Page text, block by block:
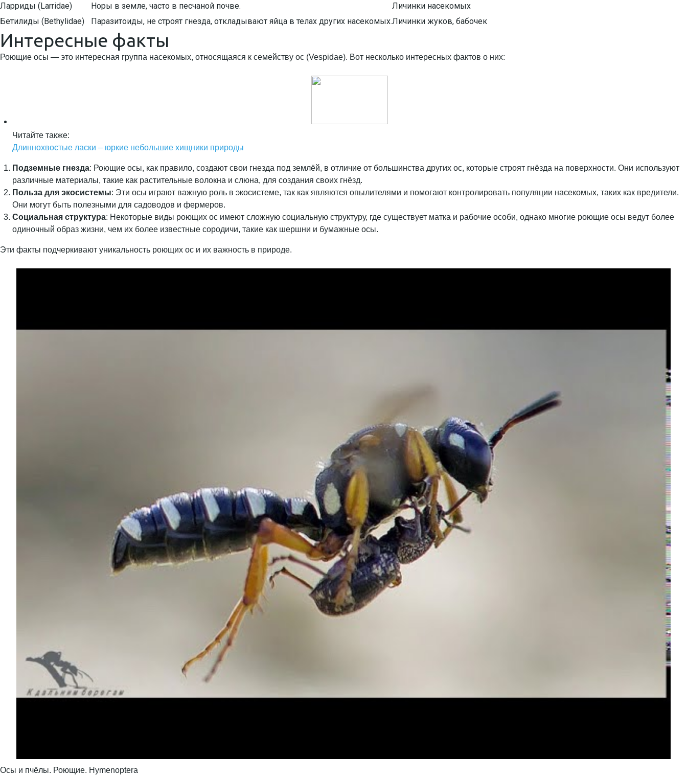
Ларриды (Larridae)
Норы в земле, часто в песчаной почве.
Личинки насекомых
Бетилиды (Bethylidae)
Паразитоиды, не строят гнезда, откладывают яйца в телах других насекомых.Личинки жуков, бабочек
Интересные факты
Роющие осы — это интересная группа насекомых, относящаяся к семейству ос (Vespidae). Вот несколько интересных фактов о них:
Читайте также:
Длиннохвостые ласки – юркие небольшие хищники природы
Подземные гнезда: Роющие осы, как правило, создают свои гнезда под землёй, в отличие от большинства других ос, которые строят гнёзда на поверхности. Они используют
различные материалы, такие как растительные волокна и слюна, для создания своих гнёзд.
Польза для экосистемы: Эти осы играют важную роль в экосистеме, так как являются опылителями и помогают контролировать популяции насекомых, таких как вредители.
Они могут быть полезными для садоводов и фермеров.
Социальная структура: Некоторые виды роющих ос имеют сложную социальную структуру, где существует матка и рабочие особи, однако многие роющие осы ведут более
одиночный образ жизни, чем их более известные сородичи, такие как шершни и бумажные осы.
Эти факты подчеркивают уникальность роющих ос и их важность в природе.
Осы и пчёлы. Роющие. Hymenoptera